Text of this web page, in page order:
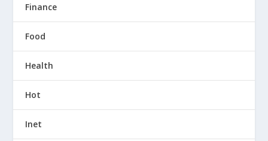
Finance
Food
Health
Hot
Inet